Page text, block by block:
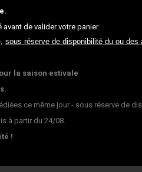
de valider votre panier.
sous réserve de disponibilité du ou des
la saison estivale
ce même jour - sous réserve de
à partir du 24/08.
!